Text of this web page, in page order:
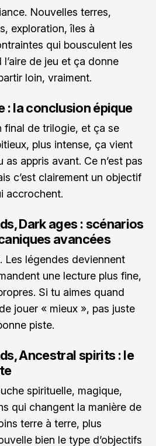
Nouvelles terres,
exploration, îles à
qui bousculent les
de jeu et ça donne
loin, vraiment.
: la conclusion épique
final de trilogie, et ça se
plus intense, ça vient
appris avant. Ce n’est pas
c’est clairement un objectif
accrochent.
Dark ages : scénarios
avancées
Les légendes deviennent
une lecture plus fine,
Si tu aimes quand
jouer « mieux », pas juste
piste.
Ancestral spirits : le
spirituelle, magique,
qui changent la manière de
terre à terre, plus
bien le type d’objectifs